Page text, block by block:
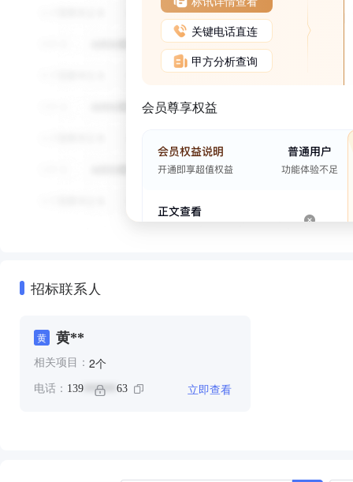
关键电话直连
甲方分析查询
会员尊享权益
招标联系人
黄 黄**
相关项目： 2个
电话： 139 ****** 63 立即查看